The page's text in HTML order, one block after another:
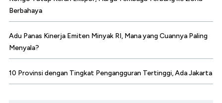
Berbahaya
Adu Panas Kinerja Emiten Minyak RI, Mana yang Cuannya Paling
Menyala?
10 Provinsi dengan Tingkat Pengangguran Tertinggi, Ada Jakarta